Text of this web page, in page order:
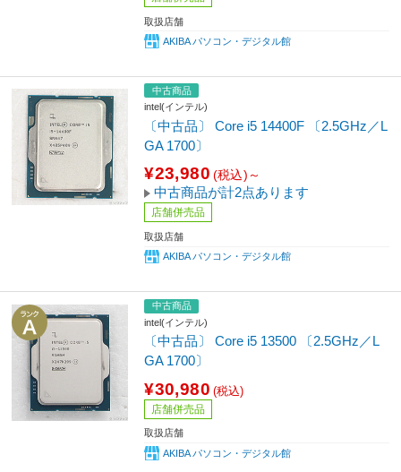
取扱店舗
AKIBA パソコン・デジタル館
中古商品
intel(インテル)
〔中古品〕 Core i5 14400F 〔2.5GHz／L
GA 1700〕
¥23,980 (税込)～
中古商品が計2点あります
店舗併売品
取扱店舗
AKIBA パソコン・デジタル館
中古商品
intel(インテル)
〔中古品〕 Core i5 13500 〔2.5GHz／L
GA 1700〕
¥30,980 (税込)
店舗併売品
取扱店舗
AKIBA パソコン・デジタル館